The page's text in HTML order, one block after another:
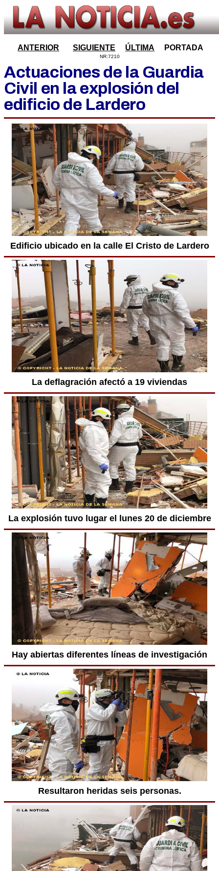
ANTERIOR SIGUIENTE ÚLTIMA PORTADA
NR:7210
Actuaciones de la Guardia
Civil en la explosión del
edificio de Lardero
Edificio ubicado en la calle El Cristo de Lardero
La deflagración afectó a 19 viviendas
La explosión tuvo lugar el lunes 20 de diciembre
Hay abiertas diferentes líneas de investigación
Resultaron heridas seis personas.